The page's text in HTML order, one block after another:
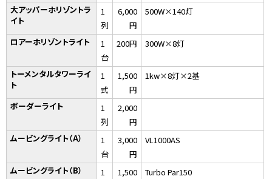
大アッパーホリゾントラ
イト
1
列
6,000
円
500W×140灯
ロアーホリゾントライト
1
台
200円 300W×8灯
トーメンタルタワーライ
ト
1
式
1,500
円
1kw×8灯×2基
ボーダーライト
1
列
2,000
円
ムービングライト（A）
1
台
3,000
円
VL1000AS
ムービングライト（B）
1
1,500
Turbo Par150